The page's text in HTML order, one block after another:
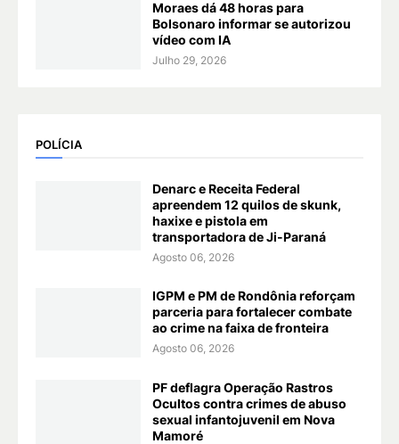
Moraes dá 48 horas para
Bolsonaro informar se autorizou
vídeo com IA
Julho 29, 2026
POLÍCIA
Denarc e Receita Federal
apreendem 12 quilos de skunk,
haxixe e pistola em
transportadora de Ji-Paraná
Agosto 06, 2026
IGPM e PM de Rondônia reforçam
parceria para fortalecer combate
ao crime na faixa de fronteira
Agosto 06, 2026
PF deflagra Operação Rastros
Ocultos contra crimes de abuso
sexual infantojuvenil em Nova
Mamoré